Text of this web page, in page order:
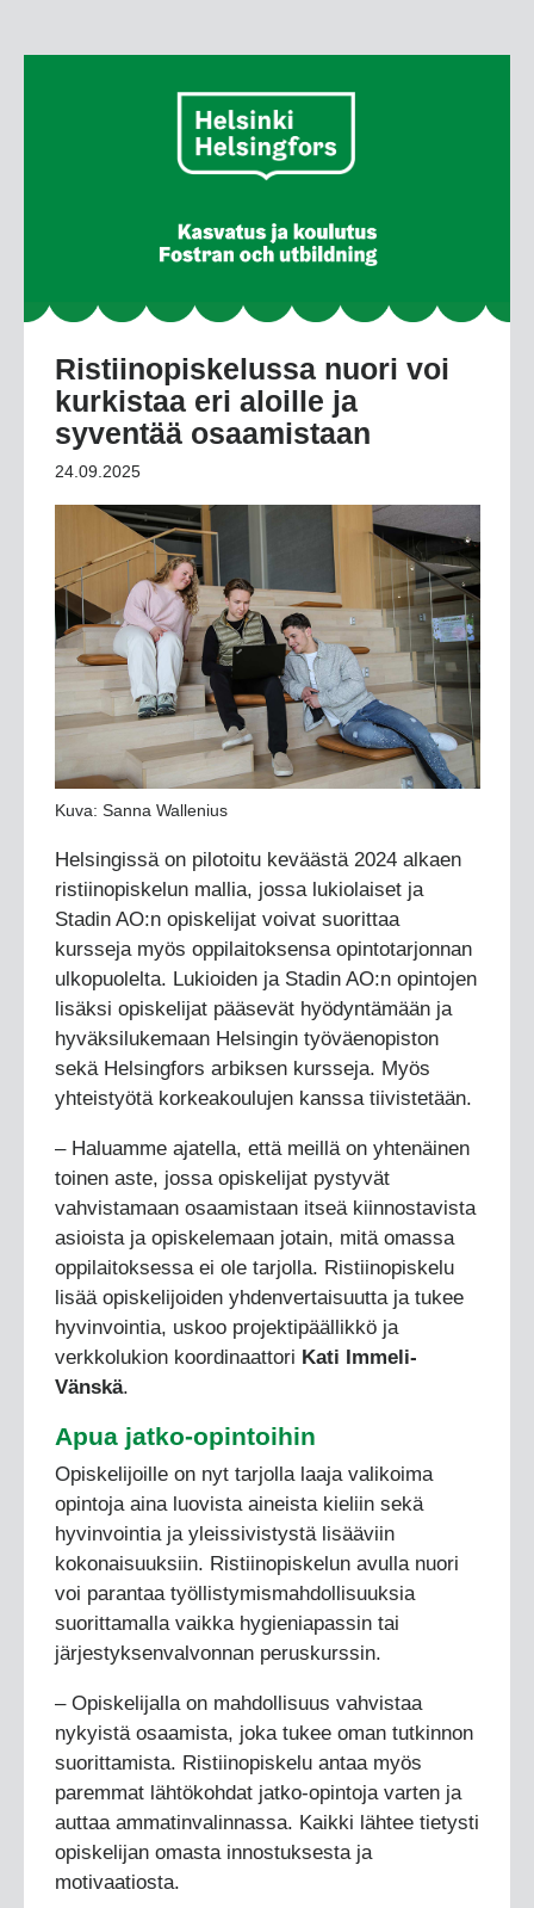
Ristiinopiskelussa nuori voi
kurkistaa eri aloille ja
syventää osaamistaan
24.09.2025
Kuva: Sanna Wallenius
Helsingissä on pilotoitu keväästä 2024 alkaen
ristiinopiskelun mallia, jossa lukiolaiset ja
Stadin AO:n opiskelijat voivat suorittaa
kursseja myös oppilaitoksensa opintotarjonnan
ulkopuolelta. Lukioiden ja Stadin AO:n opintojen
lisäksi opiskelijat pääsevät hyödyntämään ja
hyväksilukemaan Helsingin työväenopiston
sekä Helsingfors arbiksen kursseja. Myös
yhteistyötä korkeakoulujen kanssa tiivistetään.
– Haluamme ajatella, että meillä on yhtenäinen
toinen aste, jossa opiskelijat pystyvät
vahvistamaan osaamistaan itseä kiinnostavista
asioista ja opiskelemaan jotain, mitä omassa
oppilaitoksessa ei ole tarjolla. Ristiinopiskelu
lisää opiskelijoiden yhdenvertaisuutta ja tukee
hyvinvointia, uskoo projektipäällikkö ja
verkkolukion koordinaattori Kati Immeli-
Vänskä.
Apua jatko-opintoihin
Opiskelijoille on nyt tarjolla laaja valikoima
opintoja aina luovista aineista kieliin sekä
hyvinvointia ja yleissivistystä lisääviin
kokonaisuuksiin. Ristiinopiskelun avulla nuori
voi parantaa työllistymismahdollisuuksia
suorittamalla vaikka hygieniapassin tai
järjestyksenvalvonnan peruskurssin.
– Opiskelijalla on mahdollisuus vahvistaa
nykyistä osaamista, joka tukee oman tutkinnon
suorittamista. Ristiinopiskelu antaa myös
paremmat lähtökohdat jatko-opintoja varten ja
auttaa ammatinvalinnassa. Kaikki lähtee tietysti
opiskelijan omasta innostuksesta ja
motivaatiosta.